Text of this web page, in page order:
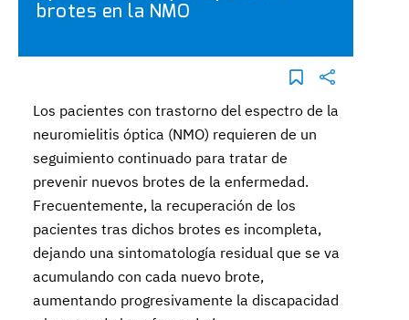
brotes en la NMO
Los pacientes con trastorno del espectro de la
neuromielitis óptica (NMO) requieren de un
seguimiento continuado para tratar de
prevenir nuevos brotes de la enfermedad.
Frecuentemente, la recuperación de los
pacientes tras dichos brotes es incompleta,
dejando una sintomatología residual que se va
acumulando con cada nuevo brote,
aumentando progresivamente la discapacidad